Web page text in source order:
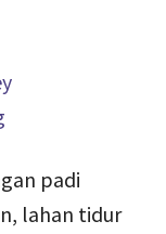
padi
lahan tidur